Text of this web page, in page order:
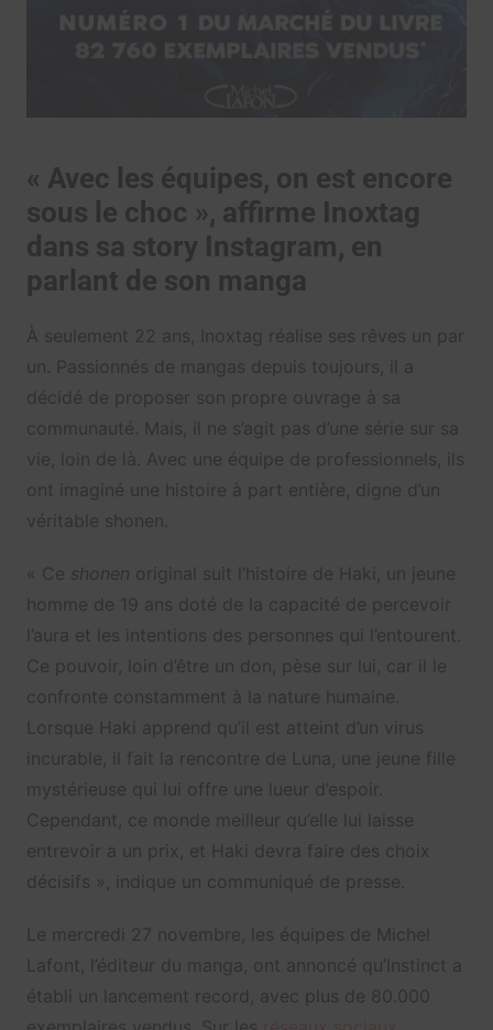
« Avec les équipes, on est encore
sous le choc », affirme Inoxtag
dans sa story Instagram, en
parlant de son manga
À seulement 22 ans, Inoxtag réalise ses rêves un par
un. Passionnés de mangas depuis toujours, il a
décidé de proposer son propre ouvrage à sa
communauté. Mais, il ne s’agit pas d’une série sur sa
vie, loin de là. Avec une équipe de professionnels, ils
ont imaginé une histoire à part entière, digne d’un
véritable shonen.
« Ce shonen original suit l’histoire de Haki, un jeune
homme de 19 ans doté de la capacité de percevoir
l’aura et les intentions des personnes qui l’entourent.
Ce pouvoir, loin d’être un don, pèse sur lui, car il le
confronte constamment à la nature humaine.
Lorsque Haki apprend qu’il est atteint d’un virus
incurable, il fait la rencontre de Luna, une jeune fille
mystérieuse qui lui offre une lueur d’espoir.
Cependant, ce monde meilleur qu’elle lui laisse
entrevoir a un prix, et Haki devra faire des choix
décisifs », indique un communiqué de presse.
Le mercredi 27 novembre, les équipes de Michel
Lafont, l’éditeur du manga, ont annoncé qu’Instinct a
établi un lancement record, avec plus de 80.000